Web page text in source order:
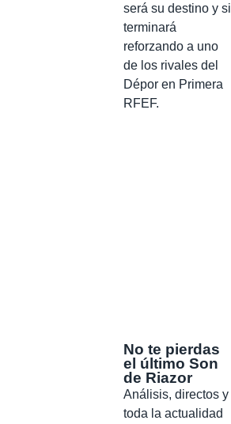
será su destino y si
terminará
reforzando a uno
de los rivales del
Dépor en Primera
RFEF.
No te pierdas
el último Son
de Riazor
Análisis, directos y
toda la actualidad